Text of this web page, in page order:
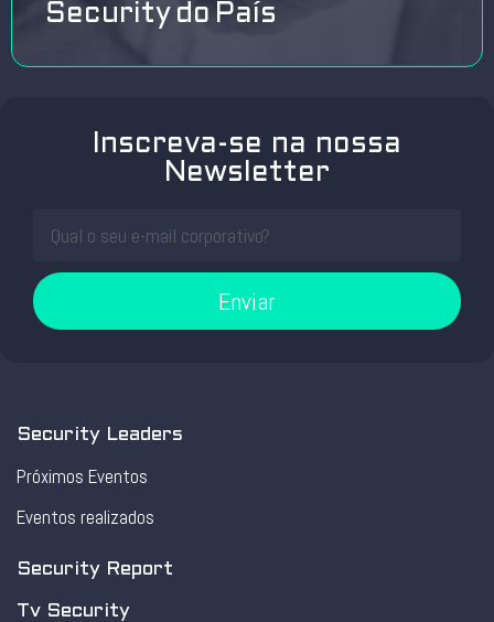
Security do País
Inscreva-se na nossa
Newsletter
Enviar
Security Leaders
Próximos Eventos
Eventos realizados
Security Report
Tv Security